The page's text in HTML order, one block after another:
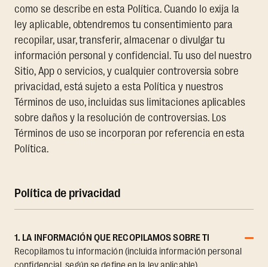
como se describe en esta Política. Cuando lo exija la
ley aplicable, obtendremos tu consentimiento para
recopilar, usar, transferir, almacenar o divulgar tu
información personal y confidencial. Tu uso del nuestro
Sitio, App o servicios, y cualquier controversia sobre
privacidad, está sujeto a esta Política y nuestros
Términos de uso, incluidas sus limitaciones aplicables
sobre daños y la resolución de controversias. Los
Términos de uso se incorporan por referencia en esta
Política.
Política de privacidad
1. LA INFORMACIÓN QUE RECOPILAMOS SOBRE TI
Recopilamos tu información (incluida información personal